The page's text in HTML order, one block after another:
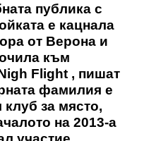
публика с
е кацнала
от Верона и
към
Flight , пишат
фамилия е
за място,
на 2013-а